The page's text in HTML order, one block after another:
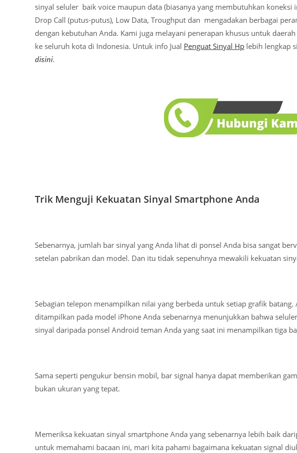
sinyal seluler baik voice maupun data (biasanya yang membutuhkan koneksi
Drop Call (putus-putus), Low Data, Troughput dan mengadakan berbagai
dengan kebutuhan Anda. Kami juga melayani penerapan khusus untuk
ke seluruh kota di Indonesia. Untuk info Jual Penguat Sinyal Hp lebih lengkap
disini.
Trik Menguji Kekuatan Sinyal Smartphone Anda
Sebenarnya, jumlah bar sinyal yang Anda lihat di ponsel Anda bisa sangat
setelan pabrikan dan model. Dan itu tidak sepenuhnya mewakili kekuatan
Sebagian telepon menampilkan nilai yang berbeda untuk setiap grafik
ditampilkan pada model iPhone Anda sebenarnya menunjukkan bahwa
sinyal daripada ponsel Android teman Anda yang saat ini menampilkan tiga
Sama seperti pengukur bensin mobil, bar signal hanya dapat memberikan
bukan ukuran yang tepat.
Memeriksa kekuatan sinyal smartphone Anda yang sebenarnya lebih baik
untuk memahami bacaan ini, mari kita pahami bagaimana kekuatan signal